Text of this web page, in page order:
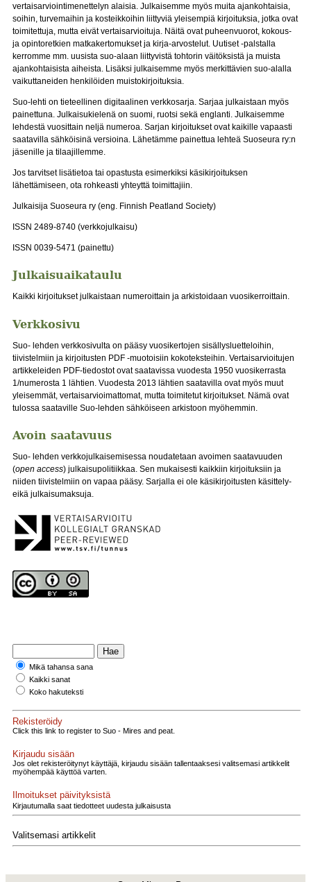
vertaisarviointimenettelyn alaisia. Julkaisemme myös muita ajankohtaisia,
soihin, turvemaihin ja kosteikkoihin liittyviä yleisempiä kirjoituksia, jotka ovat
toimitettuja, mutta eivät vertaisarvioituja. Näitä ovat puheenvuorot, kokous-
ja opintoretkien matkakertomukset ja kirja-arvostelut. Uutiset -palstalla
kerromme mm. uusista suo-alaan liittyvistä tohtorin väitöksistä ja muista
ajankohtaisista aiheista. Lisäksi julkaisemme myös merkittävien suo-alalla
vaikuttaneiden henkilöiden muistokirjoituksia.
Suo-lehti on tieteellinen digitaalinen verkkosarja. Sarjaa julkaistaan myös
painettuna. Julkaisukielenä on suomi, ruotsi sekä englanti. Julkaisemme
lehdestä vuosittain neljä numeroa. Sarjan kirjoitukset ovat kaikille vapaasti
saatavilla sähköisinä versioina. Lähetämme painettua lehteä Suoseura ry:n
jäsenille ja tilaajillemme.
Jos tarvitset lisätietoa tai opastusta esimerkiksi käsikirjoituksen
lähettämiseen, ota rohkeasti yhteyttä toimittajiin.
Julkaisija Suoseura ry (eng. Finnish Peatland Society)
ISSN 2489-8740 (verkkojulkaisu)
ISSN 0039-5471 (painettu)
Julkaisuaikataulu
Kaikki kirjoitukset julkaistaan numeroittain ja arkistoidaan vuosikerroittain.
Verkkosivu
Suo- lehden verkkosivulta on pääsy vuosikertojen sisällysluetteloihin,
tiivistelmiin ja kirjoitusten PDF -muotoisiin kokoteksteihin. Vertaisarvioitujen
artikkeleiden PDF-tiedostot ovat saatavissa vuodesta 1950 vuosikerrasta
1/numerosta 1 lähtien. Vuodesta 2013 lähtien saatavilla ovat myös muut
yleisemmät, vertaisarvioimattomat, mutta toimitetut kirjoitukset. Nämä ovat
tulossa saataville Suo-lehden sähköiseen arkistoon myöhemmin.
Avoin saatavuus
Suo- lehden verkkojulkaisemisessa noudatetaan avoimen saatavuuden
(open access) julkaisupolitiikkaa. Sen mukaisesti kaikkiin kirjoituksiin ja
niiden tiivistelmiin on vapaa pääsy. Sarjalla ei ole käsikirjoitusten käsittely-
eikä julkaisumaksuja.
Mikä tahansa sana
Kaikki sanat
Koko hakuteksti
Rekisteröidy
Click this link to register to Suo - Mires and peat.
Kirjaudu sisään
Jos olet rekisteröitynyt käyttäjä, kirjaudu sisään tallentaaksesi valitsemasi artikkelit
myöhempää käyttöä varten.
Ilmoitukset päivityksistä
Kirjautumalla saat tiedotteet uudesta julkaisusta
Valitsemasi artikkelit